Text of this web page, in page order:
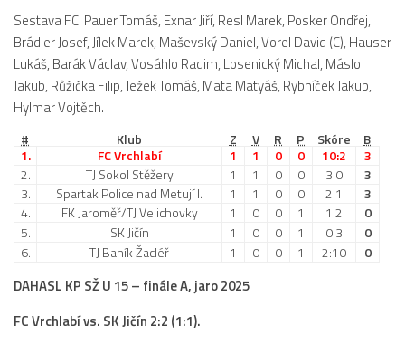
Mladší přípravka
Zápasy
Fotbalová školka
Bazárek
Sestava FC: Pauer Tomáš, Exnar Jiří, Resl Marek, Posker Ondřej,
Brádler Josef, Jílek Marek, Maševský Daniel, Vorel David (C), Hauser
Lukáš, Barák Václav, Vosáhlo Radim, Losenický Michal, Máslo
Jakub, Růžička Filip, Ježek Tomáš, Mata Matyáš, Rybníček Jakub,
Hylmar Vojtěch.
# Klub Z V R P Skóre
B
1.
FC Vrchlabí 1 1 0 0 10:2
3
2.
TJ Sokol Stěžery 1 1 0 0 3:0
3
3.
Spartak Police nad Metují I. 1 1 0 0 2:1
3
4.
FK Jaroměř/TJ Velichovky 1 0 0 1 1:2
0
5.
SK Jičín 1 0 0 1 0:3
0
6.
TJ Baník Žacléř 1 0 0 1 2:10 0
DAHASL KP SŽ U 15 – finále A, jaro 2025
FC Vrchlabí vs. SK Jičín 2:2 (1:1).